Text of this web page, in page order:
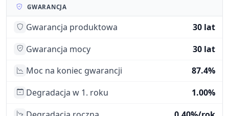
GWARANCJA
Gwarancja produktowa
30 lat
Gwarancja mocy
30 lat
Moc na koniec gwarancji
87.4%
Degradacja w 1. roku
1.00%